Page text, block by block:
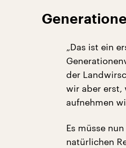
„Das ist ein
der
wir aber erst,
aufnehmen
Es müsse
natürlichen